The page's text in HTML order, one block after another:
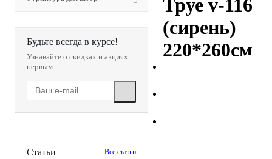
Будьте всегда в курсе!
Узнавайте о скидках и акциях
первым
Статьи Все статьи
Труе v-116
(сирень)
220*260см